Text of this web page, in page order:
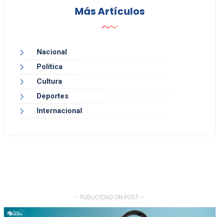
Más Artículos
Nacional
Política
Cultura
Deportes
Internacional
- PUBLICIDAD ON POST -